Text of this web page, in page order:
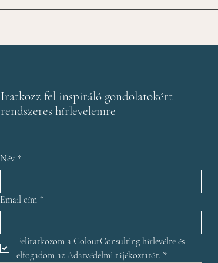
érvelünk
Iratkozz fel inspiráló gondolatokért
rendszeres hírlevelemre
Név *
Email cím *
Feliratkozom a ColourConsulting hírlevélre és
elfogadom az Adatvédelmi tájékoztatót. *